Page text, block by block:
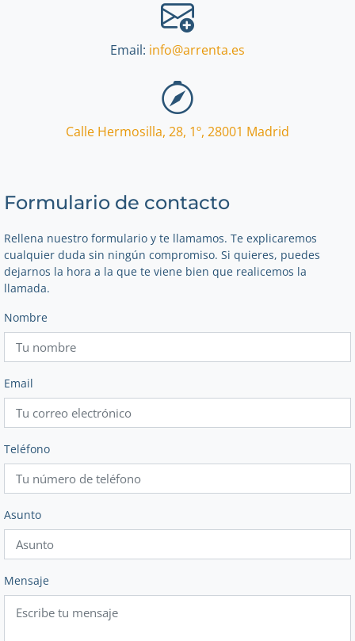
Email: info@arrenta.es
Calle Hermosilla, 28, 1º, 28001 Madrid
Formulario de contacto
Rellena nuestro formulario y te llamamos. Te explicaremos
cualquier duda sin ningún compromiso. Si quieres, puedes
dejarnos la hora a la que te viene bien que realicemos la
llamada.
Nombre
Email
Teléfono
Asunto
Mensaje